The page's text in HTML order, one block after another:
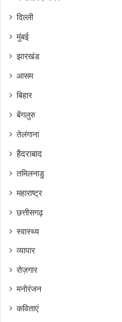
दिल्ली
मुंबई
झारखंड
आसम
बिहार
बेंगलुरु
तेलंगाना
हैदराबाद
तमिलनाडु
महाराष्ट्र
छत्तीसगढ़
स्वास्थ्य
व्यापार
रोज़गार
मनोरंजन
कविताएं